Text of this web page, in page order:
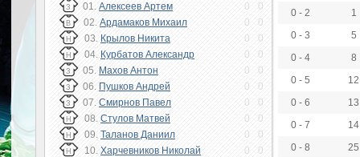
З 01. Алексеев Артем 0 0
В 02. Ардамаков Михаил 0 0
Н 03. Крылов Никита 0 0
Н 04. Курбатов Александр 0 0
З 05. Махов Антон 0 0
З 06. Пушков Андрей 0 0
З 07. Смирнов Павел 0 0
Н 08. Стулов Матвей 0 0
Н 09. Таланов Даниил 0 0
Н 10. Харчевников Николай 0 0
0 - 2
1
0 - 3
5
0 - 4
8
0 - 5
12
0 - 6
13
0 - 7
14
0 - 8
25